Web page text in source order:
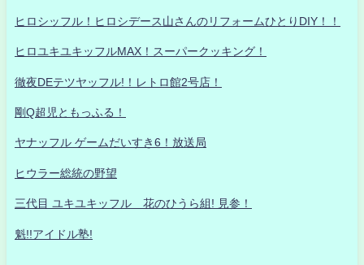
ヒロシッフル！ヒロシデース山さんのリフォームひとりDIY！！
ヒロユキユキッフルMAX！スーパークッキング！
徹夜DEテツヤッフル!！レトロ館2号店！
剛Q超児ともっふる！
ヤナッフル ゲームだいすき6！放送局
ヒウラー総統の野望
三代目 ユキユキッフル 花のひうら組! 見参！
魁!!アイドル塾!